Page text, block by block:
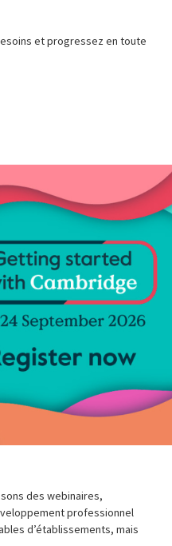
et progressez en toute
des webinaires,
professionnel
d’établissements, mais